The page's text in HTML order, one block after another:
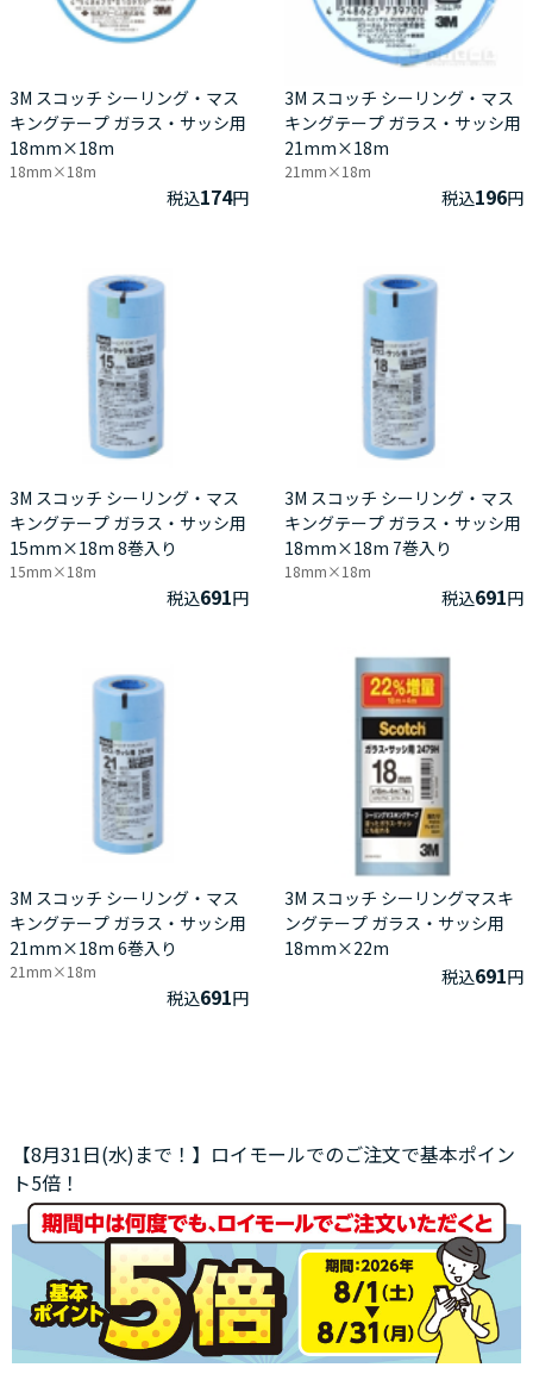
3M スコッチ シーリング・マス
キングテープ ガラス・サッシ用
18mm×18m
18mm×18m
税込174円
3M スコッチ シーリング・マス
キングテープ ガラス・サッシ用
21mm×18m
21mm×18m
税込196円
3M スコッチ シーリング・マス
キングテープ ガラス・サッシ用
15mm×18m 8巻入り
15mm×18m
税込691円
3M スコッチ シーリング・マス
キングテープ ガラス・サッシ用
18mm×18m 7巻入り
18mm×18m
税込691円
3M スコッチ シーリング・マス
キングテープ ガラス・サッシ用
21mm×18m 6巻入り
21mm×18m
税込691円
3M スコッチ シーリングマスキ
ングテープ ガラス・サッシ用
18mm×22m
税込691円
【8月31日(水)まで！】ロイモールでのご注文で基本ポイン
ト5倍！